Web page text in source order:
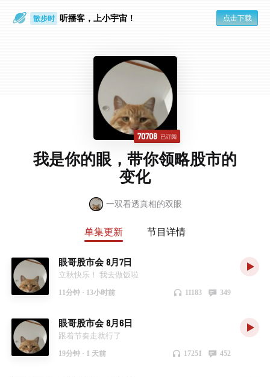
通勤路上听播客，上小宇宙！ 点击下载
70708 已订阅
我是你的眼，带你领略股市的
变化
一双看透真相的双眼
单集更新 节目详情
眼哥股市会 8月7日
立秋快乐！ 我去做饭啦
11分钟 · 13小时前 11183 349
眼哥股市会 8月6日
跟着节奏走就行了
19分钟 · 1 天前 17251 452